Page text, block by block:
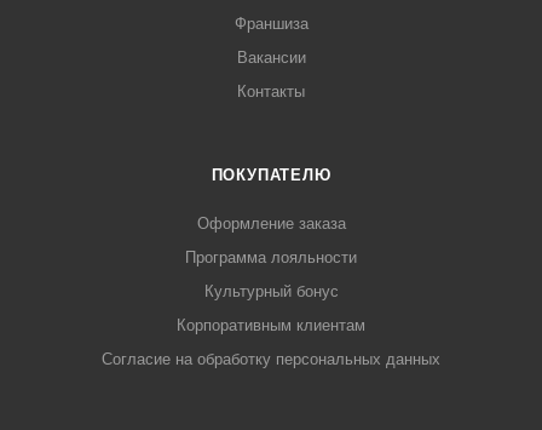
Франшиза
Вакансии
Контакты
ПОКУПАТЕЛЮ
Оформление заказа
Программа лояльности
Культурный бонус
Корпоративным клиентам
Согласие на обработку персональных данных